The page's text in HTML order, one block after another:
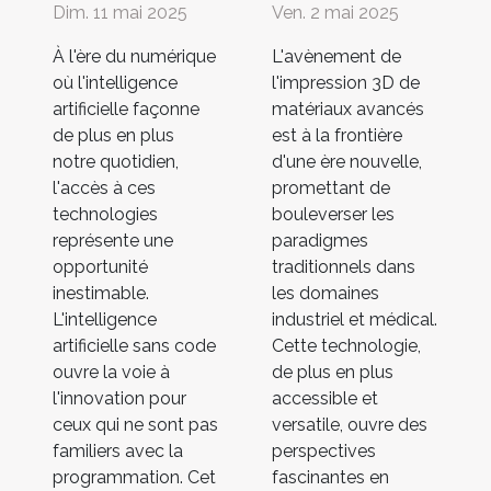
Dim. 11 mai 2025
À l'ère du numérique
où l'intelligence
artificielle façonne
de plus en plus
notre quotidien,
l'accès à ces
technologies
représente une
opportunité
inestimable.
L'intelligence
artificielle sans code
ouvre la voie à
l'innovation pour
ceux qui ne sont pas
familiers avec la
programmation. Cet
Ven. 2 mai 2025
L'avènement de
l'impression 3D de
matériaux avancés
est à la frontière
d'une ère nouvelle,
promettant de
bouleverser les
paradigmes
traditionnels dans
les domaines
industriel et médical.
Cette technologie,
de plus en plus
accessible et
versatile, ouvre des
perspectives
fascinantes en